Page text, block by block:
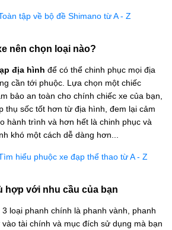
tập về bộ đề Shimano từ A - Z
nên chọn loại nào?
địa hình để có thể chinh phục mọi địa
cần tới phuộc. Lựa chọn một chiếc
bảo an toàn cho chính chiếc xe của bạn,
thụ sốc tốt hơn từ địa hình, đem lại cảm
hành trình và hơn hết là chinh phục và
khó một cách dễ dàng hơn...
hiểu phuộc xe đạp thể thao từ A - Z
hợp với nhu cầu của bạn
loại phanh chính là phanh vành, phanh
tài chính và mục đích sử dụng mà bạn